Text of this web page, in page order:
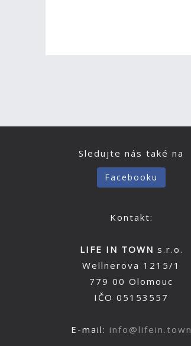
Sledujte nás také na
Facebooku
Kontakt:
LIFE IN TOWN s.r.o.
Wellnerova 1215/1
779 00 Olomouc
IČO 05153557
E-mail: info@lifein.town